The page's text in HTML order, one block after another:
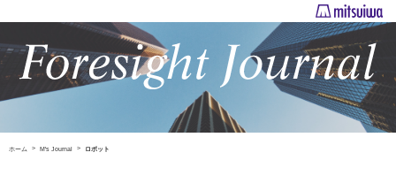
ホーム M's Journal ロボット